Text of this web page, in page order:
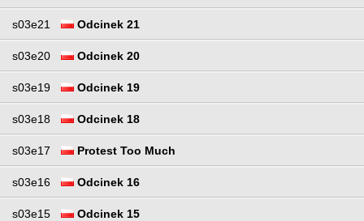
s03e21 Odcinek 21
s03e20 Odcinek 20
s03e19 Odcinek 19
s03e18 Odcinek 18
s03e17 Protest Too Much
s03e16 Odcinek 16
s03e15 Odcinek 15